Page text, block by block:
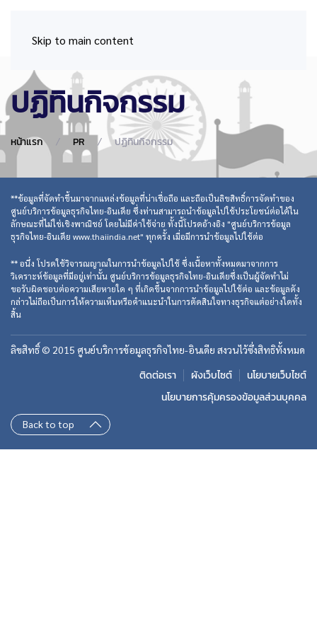
Skip to main content
ปฏิทินกิจกรรม
หน้าแรก PR ปฏิทินกิจกรรม
**ข้อมูลที่จัดทำขึ้นมาจากแหล่งข้อมูลที่น่าเชื่อถือ และถือเป็นลิขสิทธิ์การจัดทำของ
ศูนย์บริการข้อมูลธุรกิจไทย-อินเดีย ซึ่งท่านสามารถนำข้อมูลไปใช้ประโยชน์ต่อได้ใน
ลักษณะที่ไม่ใช่เชิงพาณิชย์ โดยไม่มีค่าใช้จ่าย ทั้งนี้โปรดอ้างอิง "ศูนย์บริการข้อมูล
ธุรกิจไทย-อินเดีย www.thaiindia.net" ทุกครั้ง เมื่อมีการนำข้อมูลไปใช้ต่อ
** อนึ่ง โปรดใช้วิจารณญาณในการนำข้อมูลไปใช้ ซึ่งเนื้อหาทั้งหมดมาจากการ
วิเคราะห์ข้อมูลที่มีอยู่เท่านั้น ศูนย์บริการข้อมูลธุรกิจไทย-อินเดียซึ่งเป็นผู้จัดทำไม่
ขอรับผิดชอบต่อความเสียหายใด ๆ ที่เกิดขึ้นจากการนำข้อมูลไปใช้ต่อ และข้อมูลดัง
กล่าวไม่ถือเป็นการให้ความเห็นหรือคำแนะนำในการตัดสินใจทางธุรกิจแต่อย่างใดทั้ง
สิ้น
ลิขสิทธิ์ © 2015 ศูนย์บริการข้อมูลธุรกิจไทย-อินเดีย สงวนไว้ซึ่งสิทธิทั้งหมด
ติดต่อเรา ผังเว็บไซต์
นโยบายเว็บไซต์
นโยบายการคุ้มครองข้อมูลส่วนบุคคล
Back to top